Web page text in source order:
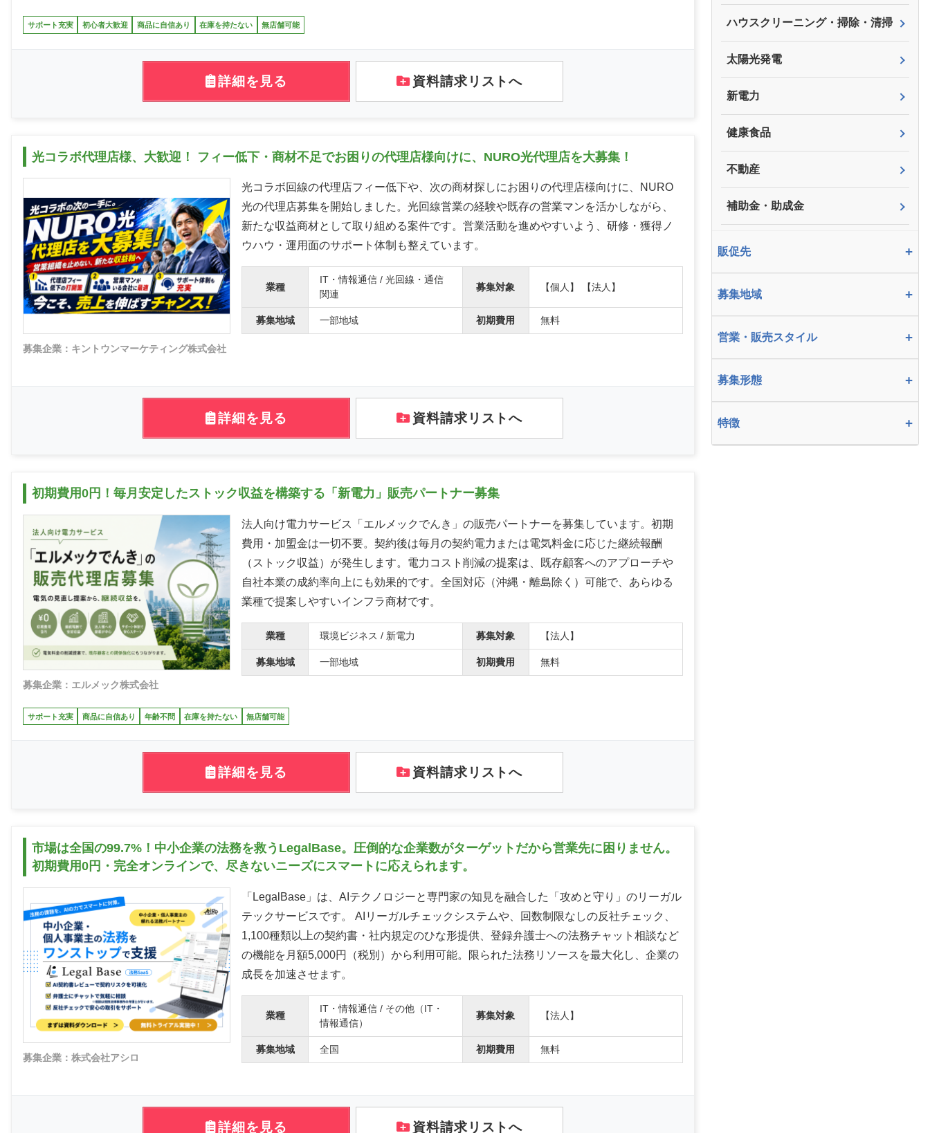
サポート充実 初心者大歓迎 商品に自信あり 在庫を持たない 無店舗可能
詳細を見る 資料請求リストへ
光コラボ代理店様、大歓迎！ フィー低下・商材不足でお困りの代理店様向けに、NURO光代理店を大募集！
募集企業：キントウンマーケティング株式会社
光コラボ回線の代理店フィー低下や、次の商材探しにお困りの代理店様向けに、NURO
光の代理店募集を開始しました。光回線営業の経験や既存の営業マンを活かしながら、
新たな収益商材として取り組める案件です。営業活動を進めやすいよう、研修・獲得ノ
ウハウ・運用面のサポート体制も整えています。
業種
IT・情報通信 / 光回線・通信
関連
募集対象 【個人】 【法人】
募集地域 一部地域 初期費用 無料
詳細を見る 資料請求リストへ
初期費用0円！毎月安定したストック収益を構築する「新電力」販売パートナー募集
募集企業：エルメック株式会社
法人向け電力サービス「エルメックでんき」の販売パートナーを募集しています。初期
費用・加盟金は一切不要。契約後は毎月の契約電力または電気料金に応じた継続報酬
（ストック収益）が発生します。電力コスト削減の提案は、既存顧客へのアプローチや
自社本業の成約率向上にも効果的です。全国対応（沖縄・離島除く）可能で、あらゆる
業種で提案しやすいインフラ商材です。
業種 環境ビジネス / 新電力 募集対象 【法人】
募集地域 一部地域 初期費用 無料
サポート充実 商品に自信あり 年齢不問 在庫を持たない 無店舗可能
詳細を見る 資料請求リストへ
市場は全国の99.7%！中小企業の法務を救うLegalBase。圧倒的な企業数がターゲットだから営業先に困りません。
初期費用0円・完全オンラインで、尽きないニーズにスマートに応えられます。
募集企業：株式会社アシロ
「LegalBase」は、AIテクノロジーと専門家の知見を融合した「攻めと守り」のリーガル
テックサービスです。 AIリーガルチェックシステムや、回数制限なしの反社チェック、
1,100種類以上の契約書・社内規定のひな形提供、登録弁護士への法務チャット相談など
の機能を月額5,000円（税別）から利用可能。限られた法務リソースを最大化し、企業の
成長を加速させます。
業種
IT・情報通信 / その他（IT・
情報通信）
募集対象 【法人】
募集地域 全国 初期費用 無料
詳細を見る 資料請求リストへ
ハウスクリーニング・掃除・清掃
太陽光発電
新電力
健康食品
不動産
補助金・助成金
販促先 +
募集地域 +
営業・販売スタイル +
募集形態 +
特徴 +